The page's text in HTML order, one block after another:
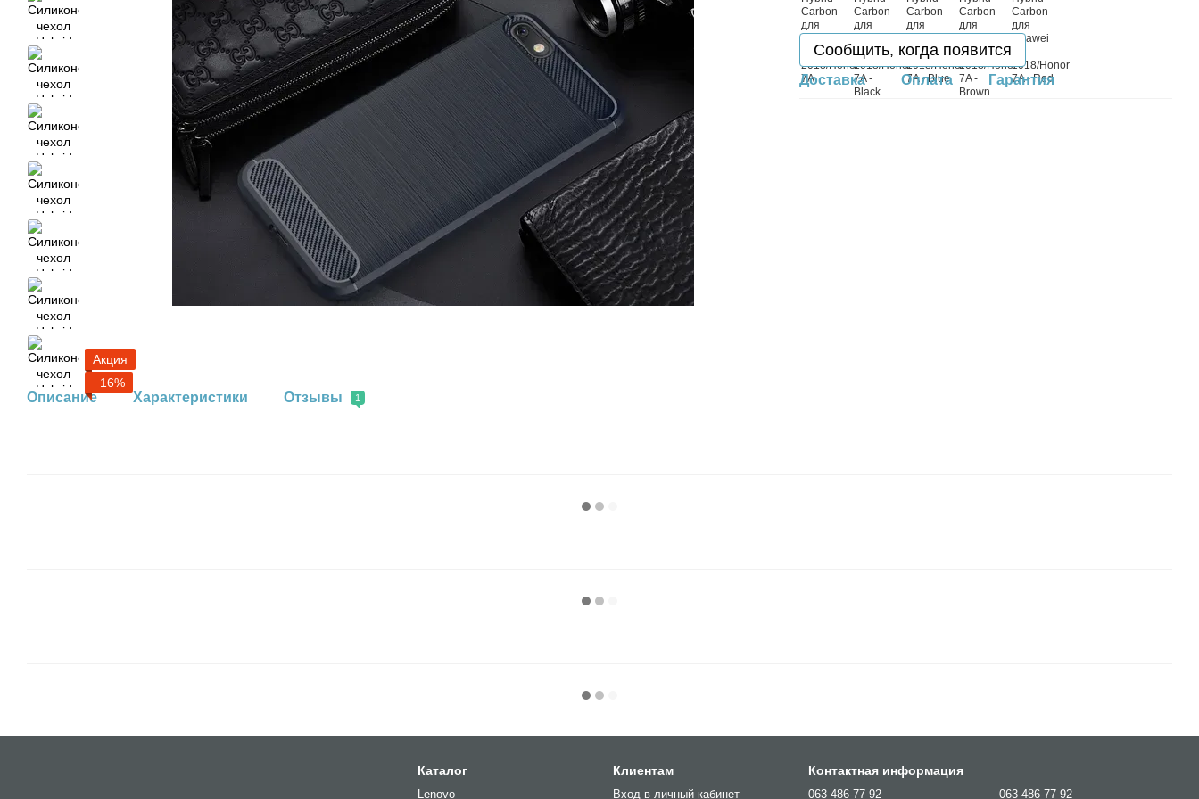
Акция
−16%
Описание Характеристики Отзывы 1
Сообщить, когда появится
Доставка Оплата Гарантия
Каталог
Lenovo
Клиентам
Вход в личный кабинет
Контактная информация
063 486-77-92 063 486-77-92